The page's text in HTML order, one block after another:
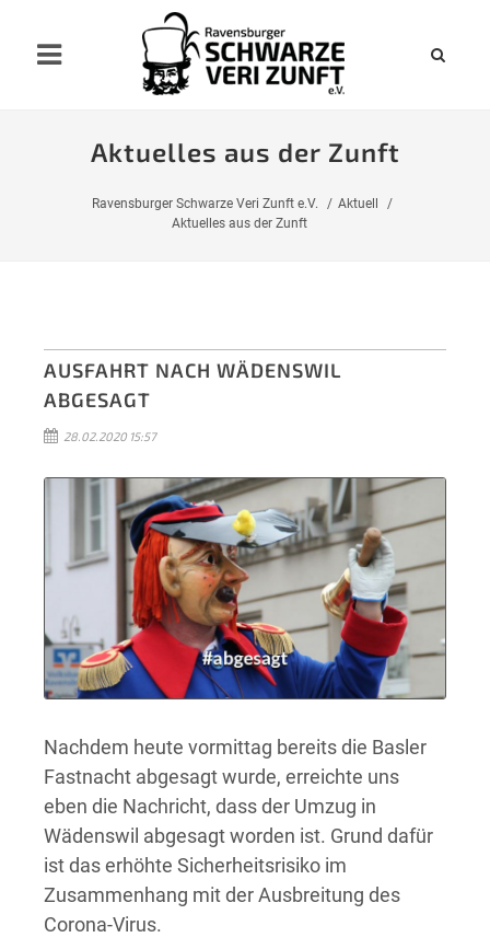
Aktuelles aus der Zunft
Ravensburger Schwarze Veri Zunft e.V.
Aktuell
Aktuelles aus der Zunft
AUSFAHRT NACH WÄDENSWIL
ABGESAGT
28.02.2020 15:57
Nachdem heute vormittag bereits die Basler
Fastnacht abgesagt wurde, erreichte uns
eben die Nachricht, dass der Umzug in
Wädenswil abgesagt worden ist. Grund dafür
ist das erhöhte Sicherheitsrisiko im
Zusammenhang mit der Ausbreitung des
Corona-Virus.